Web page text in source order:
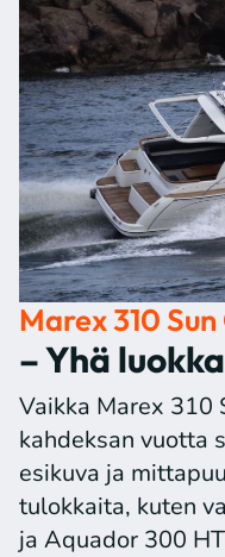
Marex 310
– Yhä
Vaikka Marex 310
kahdeksan vuotta
esikuva ja
tulokkaita, kuten
ja Aquador 300